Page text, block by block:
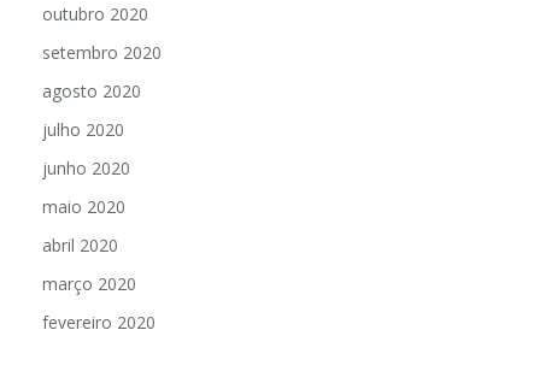
outubro 2020
setembro 2020
agosto 2020
julho 2020
junho 2020
maio 2020
abril 2020
março 2020
fevereiro 2020